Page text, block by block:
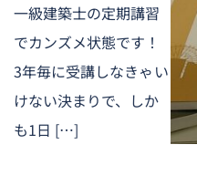
一級建築士の定期講習
でカンズメ状態です！
3年毎に受講しなきゃい
けない決まりで、しか
も1日 […]